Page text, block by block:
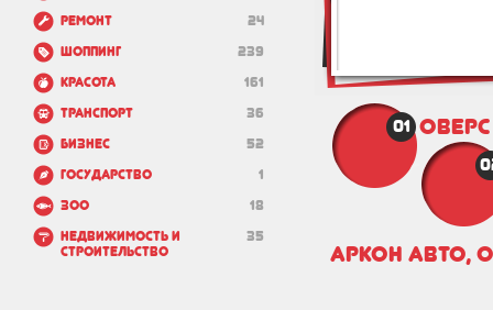
24
Ремонт
239
Шоппинг
161
Красота
36
Транспорт
52
Бизнес
1
Государство
18
Зоо
35
Недвижимость и
строительство
01 Оверс
Аркон Авто,